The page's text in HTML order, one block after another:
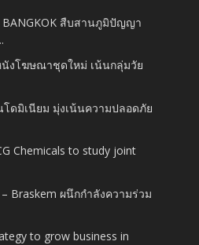
BANGKOK สืบสานภูมิปัญญา
นังโฆษณาชุดใหม่ เน้นกลุ่มวัย
โดมิเนียม มุ่งเน้นความปลอดภัย
Chemicals to study joint
Braskem ผนึกกำลังความร่วม
to grow business in